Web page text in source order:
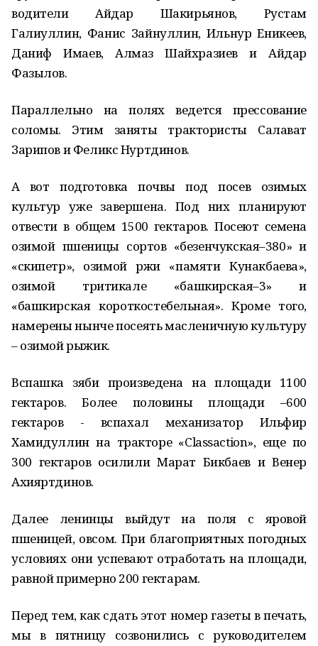
водители Айдар Шакирьянов, Рустам
Галиуллин, Фанис Зайнуллин, Ильнур Еникеев,
Даниф Имаев, Алмаз Шайхразиев и Айдар
Фазылов.
Параллельно на полях ведется прессование
соломы. Этим заняты трактористы Салават
Зарипов и Феликс Нуртдинов.
А вот подготовка почвы под посев озимых
культур уже завершена. Под них планируют
отвести в общем 1500 гектаров. Посеют семена
озимой пшеницы сортов «безенчукская–380» и
«скипетр», озимой ржи «памяти Кунакбаева»,
озимой тритикале «башкирская–3» и
«башкирская короткостебельная». Кроме того,
намерены нынче посеять масленичную культуру
– озимой рыжик.
Вспашка зяби произведена на площади 1100
гектаров. Более половины площади –600
гектаров - вспахал механизатор Ильфир
Хамидуллин на тракторе «Classaction», еще по
300 гектаров осилили Марат Бикбаев и Венер
Ахияртдинов.
Далее ленинцы выйдут на поля с яровой
пшеницей, овсом. При благоприятных погодных
условиях они успевают отработать на площади,
равной примерно 200 гектарам.
Перед тем, как сдать этот номер газеты в печать,
мы в пятницу созвонились с руководителем